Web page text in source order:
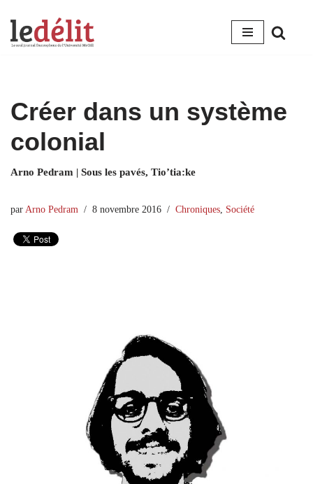
Aller
Créer dans un système
colonial
Arno Pedram | Sous les pavés, Tio’tia:ke
par Arno Pedram 8 novembre 2016 Chroniques Société